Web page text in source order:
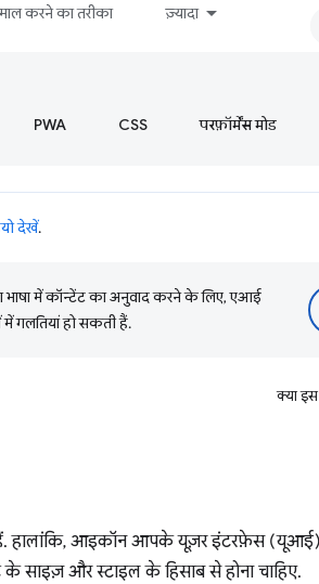
करने का तरीका ज़्यादा
PWA CSS परफ़ॉर्मेंस मोड
देखें.
में कॉन्टेंट का अनुवाद करने के लिए, एआई
गलतियां हो सकती हैं.
क्या
हैं. हालांकि, आइकॉन आपके यूज़र इंटरफ़ेस
और स्टाइल के हिसाब से होना चाहिए.